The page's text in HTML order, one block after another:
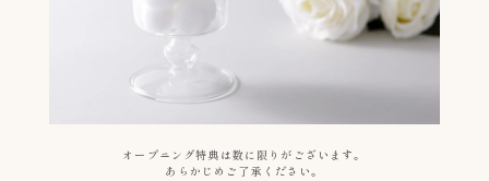
オープニング特典は数に限りがございます。
あらかじめご了承ください。